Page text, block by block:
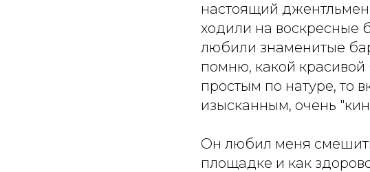
настоящий
ходили на воскресные
любили знаменитые
помню, какой красивой
простым по натуре, то
изысканным, очень
Он любил меня
площадке и как